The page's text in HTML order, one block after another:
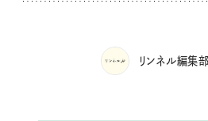
リンネル編集部